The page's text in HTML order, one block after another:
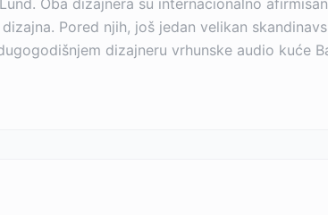
Oba dizajnera su internacionalno
Pored njih, još jedan velikan
dizajneru vrhunske audio kuće